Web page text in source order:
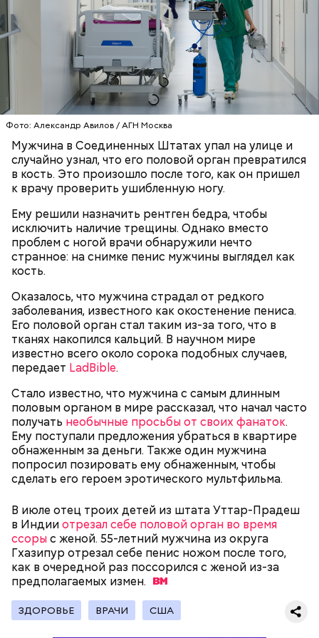
Фото: Александр Авилов / АГН Москва
Мужчина в Соединенных Штатах упал на улице и
случайно узнал, что его половой орган превратился
в кость. Это произошло после того, как он пришел
к врачу проверить ушибленную ногу.
Ему решили назначить рентген бедра, чтобы
исключить наличие трещины. Однако вместо
проблем с ногой врачи обнаружили нечто
странное: на снимке пенис мужчины выглядел как
кость.
Оказалось, что мужчина страдал от редкого
заболевания, известного как окостенение пениса.
Его половой орган стал таким из-за того, что в
тканях накопился кальций. В научном мире
известно всего около сорока подобных случаев,
передает LadBible.
Стало известно, что мужчина с самым длинным
половым органом в мире рассказал, что начал часто
получать необычные просьбы от своих фанаток.
Ему поступали предложения убраться в квартире
обнаженным за деньги. Также один мужчина
попросил позировать ему обнаженным, чтобы
сделать его героем эротического мультфильма.
В июле отец троих детей из штата Уттар-Прадеш
в Индииотрезал себе половой орган во время
ссорыс женой. 55-летний мужчина из округа
Гхазипур отрезал себе пенис ножом после того,
как в очередной раз поссорился с женой из-за
предполагаемых измен.
ЗДОРОВЬЕ ВРАЧИ США
Атака хищника: ихтиолог
объяснил, почему акулы
нападают на человека
Особенно опасно контактировать с водой, если вы
оказались в открытом море и получили порез или
ранку. Акула чувствует даже небольшое
количество крови на расстоянии до полутора
километров. Если вы поранились в воде, сразу же
выходите на берег.
морской воде в пропорции один к миллиону, —
пояснил собеседник «ВМ».
Он также уточнил, что у человека крайне мало
шансов выжить, если он окажется на пути у акулы.
Ни один метод и способ защиты или обороны в
стрессовой ситуации не помогает, ведь у морского
обитателя больше преимуществ в воде как по
выносливости, так и по силе.
— Во время перелета вы больше облучаетесь, чем в
Экскурсовод отметил, что в заповеднике нет
могильников, техники и мертвых городов,
притягивающих сталкеров, как в украинской
Припяти. А на пожарную вышку, откуда можно
увидеть территорию чернобыльской станции,
подниматься запрещено. Зато есть выселенные
деревни — местный эксклюзив.
— Таких деревень много, их 95 в заповеднике. Это
вообще отдельный объект исследования, —
заметил он.
Свое несогласие с предыдущим спикером в личном
разговоре с корреспондентом «Вечерней Москвы»
охраны природы Элмурод Расулмухамедов.
Эксперт предположил, что любая информация,
напоминающая о проблемах экологии и ядерной
угрозы, — основание лишний раз задуматься о том,
что физический мир не вечен и только в наших
силах сделать все, чтобы продлить жизнь себе и
окружающей нас природе:
— Почему-то все говорят о заговорах, забывая о
том, что проект этот более 70 лет назад был создан
лишь из гуманных побуждений. 1947 год — период,
когда мир приходил в себя после мировых войн,
страшных кровопролитных противостояний. И в
качестве напоминания о том, что ядерные
столкновения могут закончиться полным
уничтожением всего живого, были запущены эти
часы. И что бы сейчас ни говорили, они очень четко
и своевременно «реагировали» на актуальные
проблемы. Если даже у адептов этой концепции
есть коммерческие амбиции — это их право.
Главное, что они заставляют людей задуматься над
Также специалист отметил, что часы Судного дня
помогают больше людей привлечь к проблемам
глобального потепления, климатических изменений
и природных последствий войн.